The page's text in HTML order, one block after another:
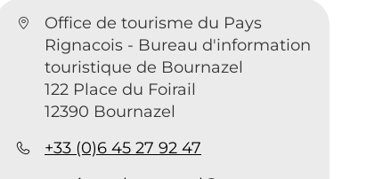
Office de tourisme du Pays
Rignacois - Bureau d'information
touristique de Bournazel
122 Place du Foirail
12390 Bournazel
+33 (0)6 45 27 92 47